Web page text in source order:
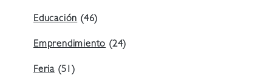
Educación(46)
Emprendimiento(24)
Feria (51)